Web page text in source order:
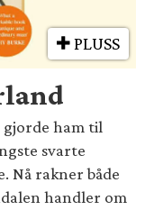
PLUSS
gjorde ham til
svarte
Nå rakner både
handler om